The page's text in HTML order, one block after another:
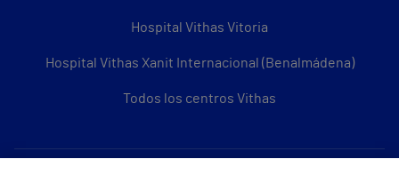
Hospital Vithas Vitoria
Hospital Vithas Xanit Internacional (Benalmádena)
Todos los centros Vithas